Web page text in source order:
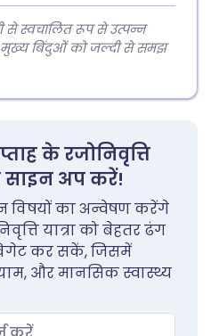
से स्वचालित रूप से उत्पन्न
मुख्य बिंदुओं को जल्दी से समझ
के रजोनिवृत्ति
साइन अप करें!
विषयों का अन्वेषण करेंगे
यात्रा को बेहतर ढंग
कर सकें, जिसमें
और मानसिक स्वास्थ्य